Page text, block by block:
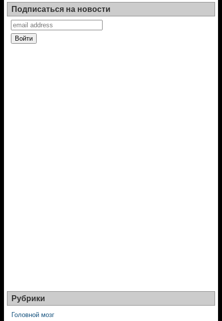
Подписаться на новости
Рубрики
Головной мозг